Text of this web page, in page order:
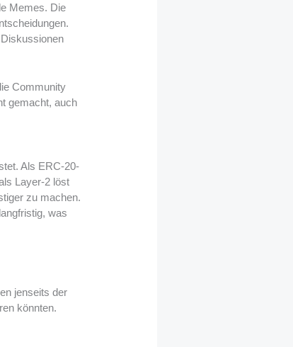
Memes. Die
Community
gemacht, auch
Als ERC-20-
Layer-2 löst
zu machen.
was
jenseits der
könnten.